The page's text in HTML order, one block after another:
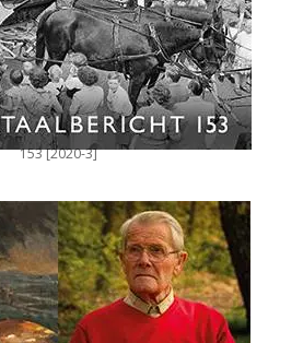
153 [2020-3]